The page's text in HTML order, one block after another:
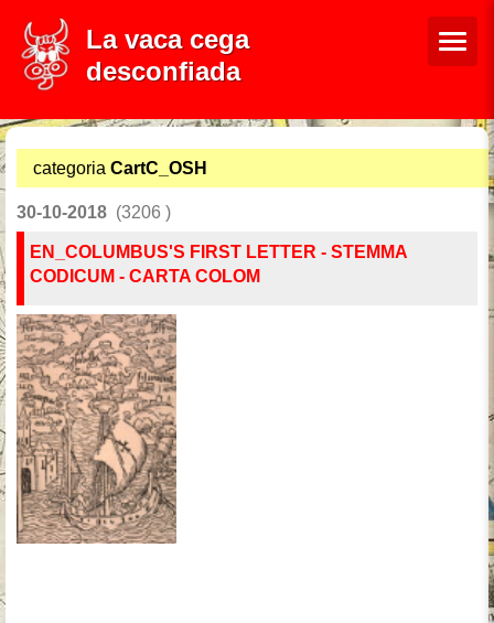
La vaca cega
desconfiada
categoria CartC_OSH
30-10-2018 (3206 )
EN_COLUMBUS'S FIRST LETTER - STEMMA
CODICUM - CARTA COLOM